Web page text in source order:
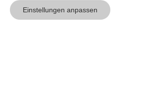
Youtube
folgen
Linkedin
folgen
Einstellungen anpassen